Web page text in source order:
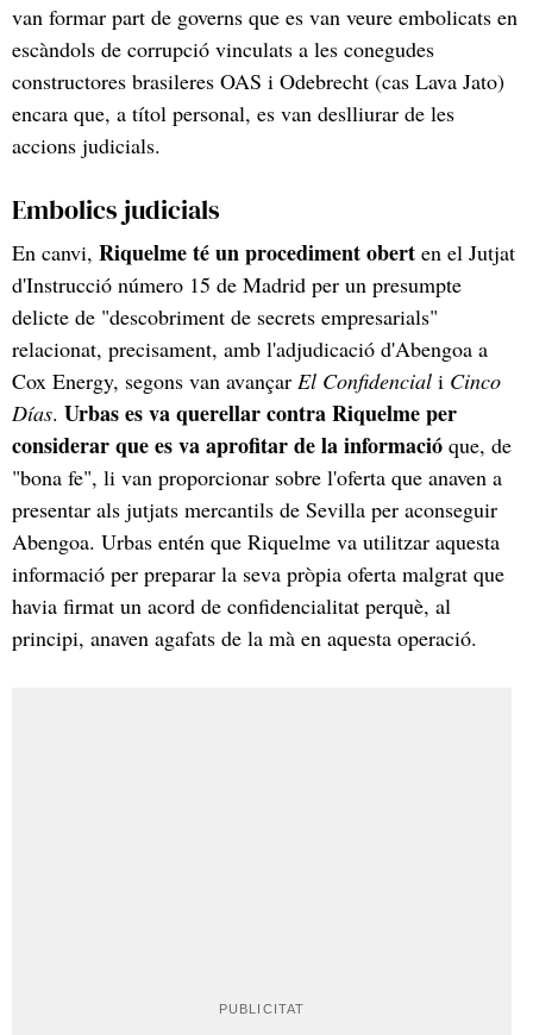
van formar part de governs que es van veure embolicats en
escàndols de corrupció vinculats a les conegudes
constructores brasileres OAS i Odebrecht (cas Lava Jato)
encara que, a títol personal, es van deslliurar de les
accions judicials.
Embolics judicials
En canvi, Riquelme té un procediment obert en el Jutjat
d'Instrucció número 15 de Madrid per un presumpte
delicte de "descobriment de secrets empresarials"
relacionat, precisament, amb l'adjudicació d'Abengoa a
Cox Energy, segons van avançar El Confidencial i Cinco
Días. Urbas es va querellar contra Riquelmeper
considerar que es va aprofitar de la informació que, de
"bona fe", li van proporcionar sobre l'oferta que anaven a
presentar als jutjats mercantils de Sevilla per aconseguir
Abengoa. Urbas entén que Riquelme va utilitzar aquesta
informació per preparar la seva pròpia oferta malgrat que
havia firmat un acord de confidencialitat perquè, al
principi, anaven agafats de la mà en aquesta operació.